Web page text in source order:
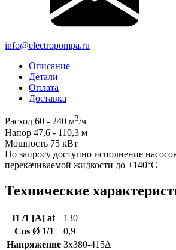
info@electropompa.ru
Описание
Детали
Оплата
Доставка
Расход 60 - 240 м3/ч
Напор 47,6 - 110,3 м
Мощность 75 кВт
По запросу доступно исполнение
перекачиваемой жидкости до +140°C
Технические
l1 /1 [A] at
130
Cos Ø 1/1
0,9
Напряжение 3x380-415Δ